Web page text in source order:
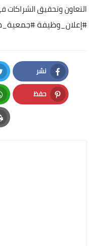
التعاون وتحقيق الشراكات
#إعلان_وظيفة
نشر
Facebook
حفظ
Pinterest